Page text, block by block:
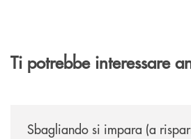
Ti potrebbe interessare
Sbagliando si impara (a